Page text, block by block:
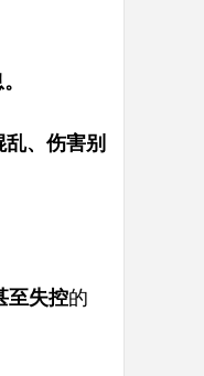
乱、伤害别
至失控的